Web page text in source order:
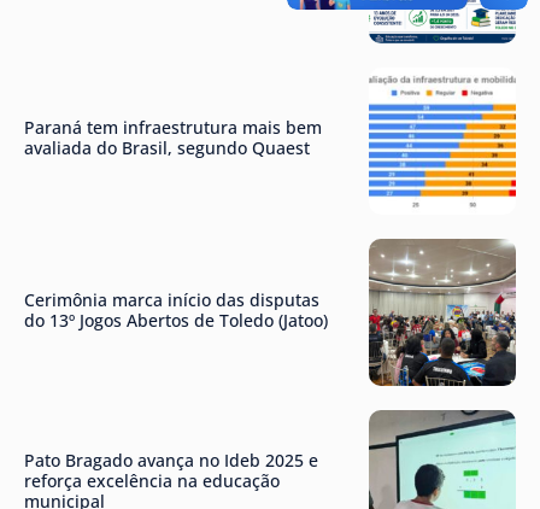
Paraná tem infraestrutura mais bem
avaliada do Brasil, segundo Quaest
Cerimônia marca início das disputas
do 13º Jogos Abertos de Toledo (Jatoo)
Pato Bragado avança no Ideb 2025 e
reforça excelência na educação
municipal